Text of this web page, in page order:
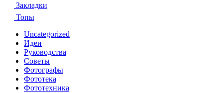
Закладки
Топы
Uncategorized
Идеи
Руководства
Советы
Фотографы
Фототека
Фототехника